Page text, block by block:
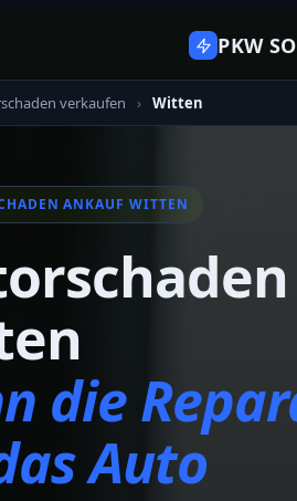
PKW
verkaufen › Witten
ANKAUF WITTEN
die
Auto